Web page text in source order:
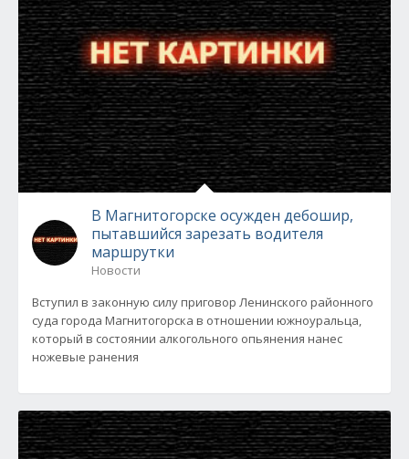
В Магнитогорске осужден дебошир,
пытавшийся зарезать водителя
маршрутки
Новости
Вступил в законную силу приговор Ленинского районного
суда города Магнитогорска в отношении южноуральца,
который в состоянии алкогольного опьянения нанес
ножевые ранения